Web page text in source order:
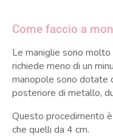
Come faccio a
Le maniglie sono
richiede meno di un
manopole sono dotate
posteriore di metallo,
Questo procedimento
che quelli da 4 cm.